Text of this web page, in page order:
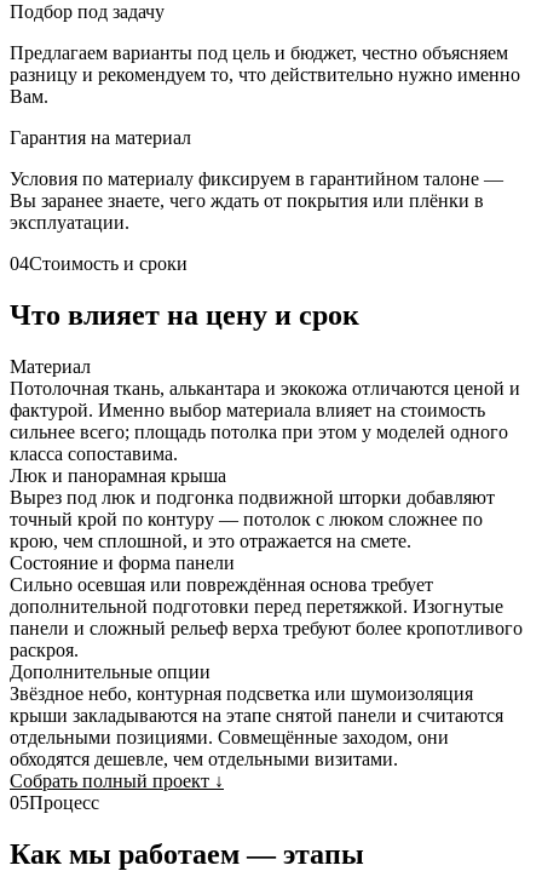
Подбор под задачу
Предлагаем варианты под цель и бюджет, честно объясняем
разницу и рекомендуем то, что действительно нужно именно
Вам.
Гарантия на материал
Условия по материалу фиксируем в гарантийном талоне —
Вы заранее знаете, чего ждать от покрытия или плёнки в
эксплуатации.
04Стоимость и сроки
Что влияет на цену и срок
Материал
Потолочная ткань, алькантара и экокожа отличаются ценой и
фактурой. Именно выбор материала влияет на стоимость
сильнее всего; площадь потолка при этом у моделей одного
класса сопоставима.
Люк и панорамная крыша
Вырез под люк и подгонка подвижной шторки добавляют
точный крой по контуру — потолок с люком сложнее по
крою, чем сплошной, и это отражается на смете.
Состояние и форма панели
Сильно осевшая или повреждённая основа требует
дополнительной подготовки перед перетяжкой. Изогнутые
панели и сложный рельеф верха требуют более кропотливого
раскроя.
Дополнительные опции
Звёздное небо, контурная подсветка или шумоизоляция
крыши закладываются на этапе снятой панели и считаются
отдельными позициями. Совмещённые заходом, они
обходятся дешевле, чем отдельными визитами.
Собрать полный проект ↓
05Процесс
Как мы работаем — этапы